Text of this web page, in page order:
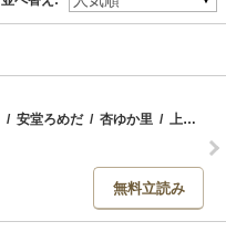
/ 安堂ろめだ / 杏ゆか里 / 上原あり
無料立読み